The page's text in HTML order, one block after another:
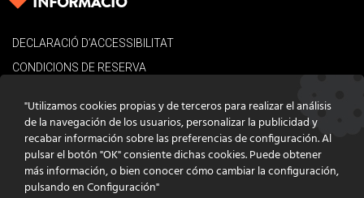
DECLARACIÓ D’ACCESSIBILITAT
CONDICIONS DE RESERVA
POLÍTICA DE COOKIES
CONTACTE
"Utilizamos cookies propias y de terceros para realizar el análisis
de la navegación de los usuarios, personalizar la publicidad y
recabar información sobre las preferencias de configuración. Al
pulsar el botón "OK" consiente dichas cookies. Puede obtener
más información, o bien conocer cómo cambiar la configuración,
pulsando en Configuración"